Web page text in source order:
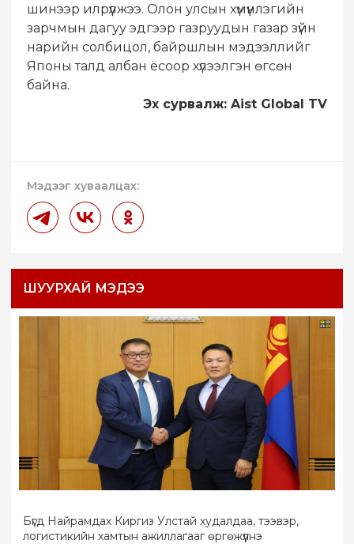
шинээр илрүүлжээ. Олон улсын хүмүүнлэгийн
зарчмын дагуу эдгээр газруудын газар зүйн
нарийн солбицол, байршлын мэдээллийг
Японы талд албан ёсоор хүлээлгэн өгсөн
байна.
Эх сурвалж: Aist Global TV
Мэдээг хуваалцах:
ШУУРХАЙ МЭДЭЭ
Бүгд Найрамдах Киргиз Улстай худалдаа, тээвэр,
логистикийн хамтын ажиллагааг өргөжүүлнэ